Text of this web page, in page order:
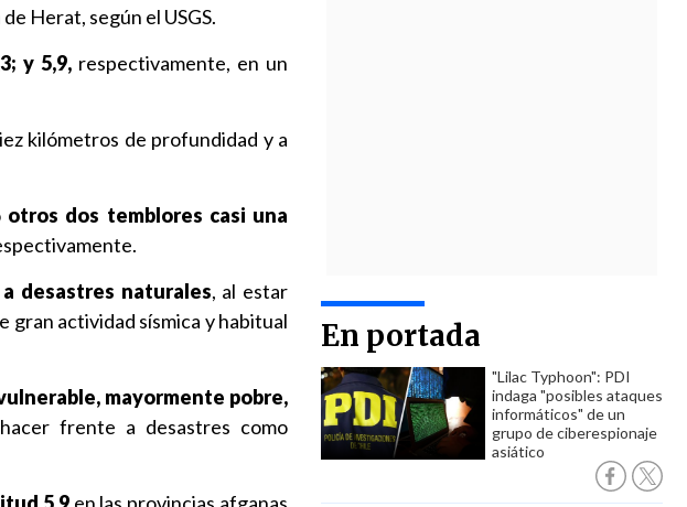
En portada
"Lilac Typhoon": PDI
indaga "posibles ataques
informáticos" de un
grupo de ciberespionaje
asiático
Herat, según el USGS.
y 5,9, respectivamente, en un
kilómetros de profundidad y a
otros dos temblores casi una
desastres naturales, al estar
gran actividad sísmica y habitual
mayormente pobre,
frente a desastres como